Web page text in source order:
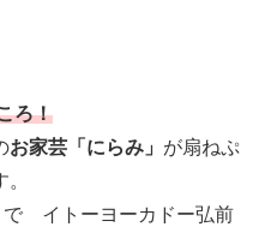
ろ！
お家芸「にらみ」 が扇ねぷ
イトーヨーカドー弘前